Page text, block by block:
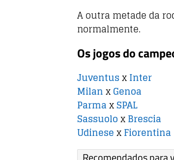
A outra metade da
normalmente.
Os jogos do
JuventusxInter
MilanxGenoa
ParmaxSPAL
SassuoloxBrescia
UdinesexFiorentina